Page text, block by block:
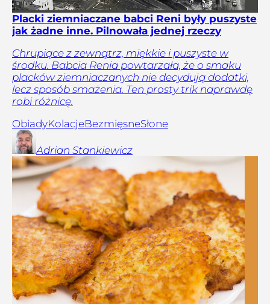
Placki ziemniaczane babci Reni były puszyste
jak żadne inne. Pilnowała jednej rzeczy
Chrupiące z zewnątrz, miękkie i puszyste w
środku. Babcia Renia powtarzała, że o smaku
placków ziemniaczanych nie decydują dodatki,
lecz sposób smażenia. Ten prosty trik naprawdę
robi różnicę.
ObiadyKolacjeBezmięsneSłone
Adrian Stankiewicz